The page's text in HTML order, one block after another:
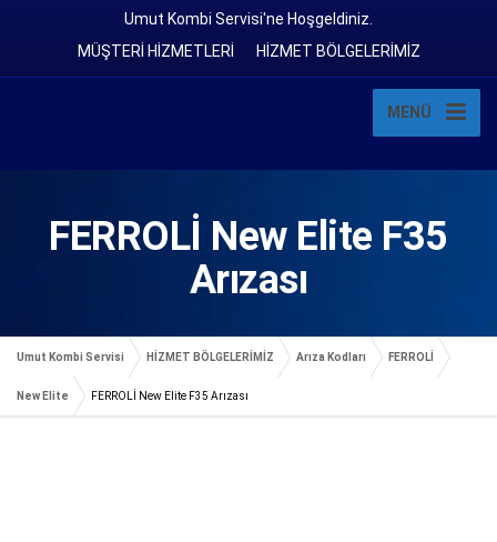
Umut Kombi Servisi'ne Hoşgeldiniz.
MÜŞTERİ HİZMETLERİ
HİZMET BÖLGELERİMİZ
MENÜ
FERROLİ New Elite F35
Arızası
Umut Kombi Servisi HİZMET BÖLGELERİMİZ Arıza Kodları FERROLİ
New Elite FERROLİ New Elite F35 Arızası